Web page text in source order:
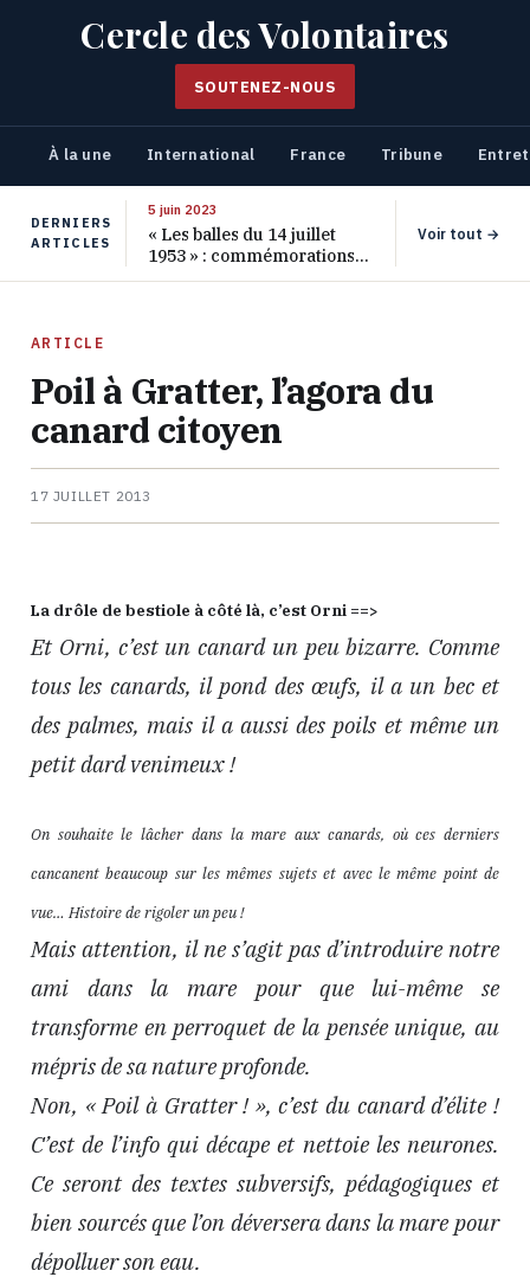
Cercle des Volontaires
SOUTENEZ-NOUS
À la une International France Tribune
DERNIERS
ARTICLES
5 juin 2023
« Les balles du 14 juillet
1953 » : commémorations
pour les 70 ans de ce
Voir tout →
ARTICLE
Poil à Gratter, l’agora du
canard citoyen
17 JUILLET 2013
La drôle de bestiole à côté là, c’est Orni ==>
Et Orni, c’est un canard un peu bizarre. Comme
tous les canards, il pond des œufs, il a un bec et
des palmes, mais il a aussi des poils et même un
petit dard venimeux !
On souhaite le lâcher dans la mare aux canards, où ces derniers
cancanent beaucoup sur les mêmes sujets et avec le même point de
vue… Histoire de rigoler un peu !
Mais attention, il ne s’agit pas d’introduire notre
ami dans la mare pour que lui-même se
transforme en perroquet de la pensée unique, au
mépris de sa nature profonde.
Non, « Poil à Gratter ! », c’est du canard d’élite !
C’est de l’info qui décape et nettoie les neurones.
Ce seront des textes subversifs, pédagogiques et
bien sourcés que l’on déversera dans la mare pour
dépolluer son eau.